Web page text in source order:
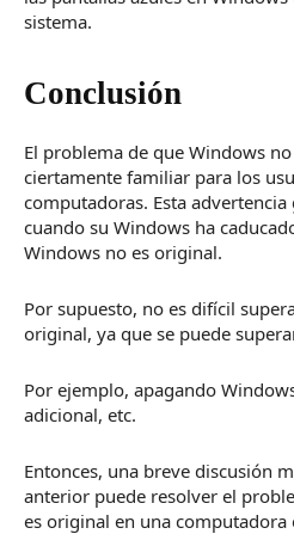
sistema.
Conclusión
El problema de que Windows
ciertamente familiar para los
computadoras. Esta
cuando su Windows ha
Windows no es original.
Por supuesto, no es difícil
original, ya que se puede
Por ejemplo, apagando
adicional, etc.
Entonces, una breve discusión
anterior puede resolver el
es original en una